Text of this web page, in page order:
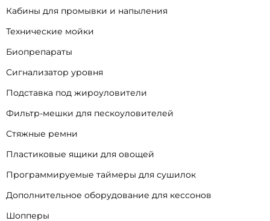
Кабины для промывки и напыления
Технические мойки
Биопрепараты
Сигнализатор уровня
Подставка под жироуловители
Фильтр-мешки для пескоуловителей
Стяжные ремни
Пластиковые ящики для овощей
Программируемые таймеры для сушилок
Дополнительное оборудование для кессонов
Шопперы